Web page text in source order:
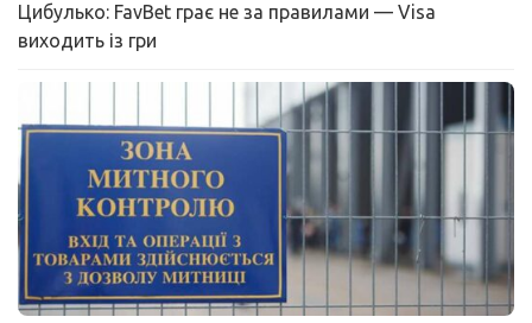
Цибулько: FavBet грає не за правилами — Visa
виходить із гри